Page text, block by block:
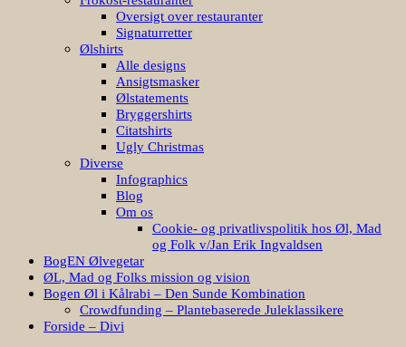
Oversigt over restauranter
Signaturretter
Ølshirts
Alle designs
Ansigtsmasker
Ølstatements
Bryggershirts
Citatshirts
Ugly Christmas
Diverse
Infographics
Blog
Om os
Cookie- og privatlivspolitik hos Øl, Mad
og Folk v/Jan Erik Ingvaldsen
BogEN Ølvegetar
ØL, Mad og Folks mission og vision
Bogen Øl i Kålrabi – Den Sunde Kombination
Crowdfunding – Plantebaserede Juleklassikere
Forside – Divi